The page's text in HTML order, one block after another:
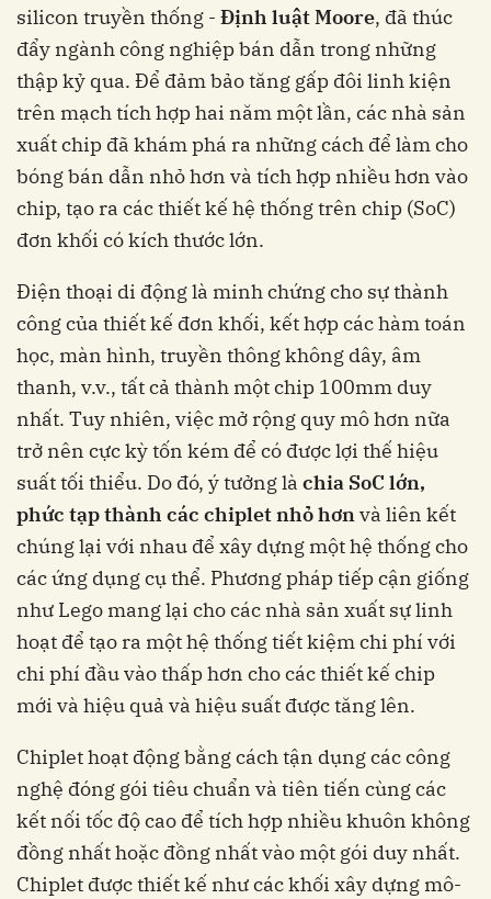
silicon truyền thống - Định luật Moore, đã thúc
đẩy ngành công nghiệp bán dẫn trong những
thập kỷ qua. Để đảm bảo tăng gấp đôi linh kiện
trên mạch tích hợp hai năm một lần, các nhà sản
xuất chip đã khám phá ra những cách để làm cho
bóng bán dẫn nhỏ hơn và tích hợp nhiều hơn vào
chip, tạo ra các thiết kế hệ thống trên chip (SoC)
đơn khối có kích thước lớn.
Điện thoại di động là minh chứng cho sự thành
công của thiết kế đơn khối, kết hợp các hàm toán
học, màn hình, truyền thông không dây, âm
thanh, v.v., tất cả thành một chip 100mm duy
nhất. Tuy nhiên, việc mở rộng quy mô hơn nữa
trở nên cực kỳ tốn kém để có được lợi thế hiệu
suất tối thiểu. Do đó, ý tưởng là chia SoC lớn,
phức tạp thành các chiplet nhỏ hơnvà liên kết
chúng lại với nhau để xây dựng một hệ thống cho
các ứng dụng cụ thể. Phương pháp tiếp cận giống
như Lego mang lại cho các nhà sản xuất sự linh
hoạt để tạo ra một hệ thống tiết kiệm chi phí với
chi phí đầu vào thấp hơn cho các thiết kế chip
mới và hiệu quả và hiệu suất được tăng lên.
Chiplet hoạt động bằng cách tận dụng các công
nghệ đóng gói tiêu chuẩn và tiên tiến cùng các
kết nối tốc độ cao để tích hợp nhiều khuôn không
đồng nhất hoặc đồng nhất vào một gói duy nhất.
Chiplet được thiết kế như các khối xây dựng mô-